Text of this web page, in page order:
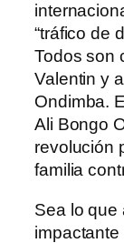
“tráfico de
Todos son
Valentin y
Ondimba.
Ali Bongo
revolución
familia
Sea lo que